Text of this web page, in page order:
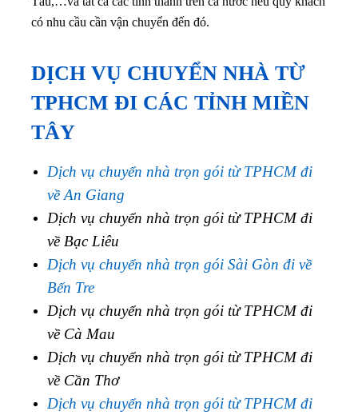
có nhu cầu cần vận chuyển đến đó.
DỊCH VỤ CHUYỂN NHÀ TỪ
TPHCM ĐI CÁC TỈNH MIỀN
TÂY
Dịch vụ chuyển nhà trọn gói từ TPHCM đi
về An Giang
Dịch vụ chuyển nhà trọn gói từ TPHCM đi
về Bạc Liêu
Dịch vụ chuyển nhà trọn gói Sài Gòn đi về
Bến Tre
Dịch vụ chuyển nhà trọn gói từ TPHCM đi
về Cà Mau
Dịch vụ chuyển nhà trọn gói từ TPHCM đi
về Cần Thơ
Dịch vụ chuyển nhà trọn gói từ TPHCM đi